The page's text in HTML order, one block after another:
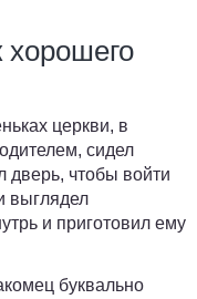
хорошего
церкви, в
сидел
дверь, чтобы войти
выглядел
и приготовил ему
буквально